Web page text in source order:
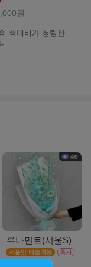
원
색대비가 청량한
루나민트(서울S)